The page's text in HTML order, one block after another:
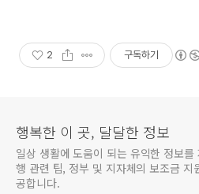
2 구독하기
행복한 이 곳, 달달한 정보
일상 생활에 도움이 되는 유익한 정보를
행 관련 팁, 정부 및 지자체의 보조금 지
공합니다.